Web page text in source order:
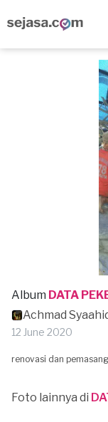
Album DATA
Achmad
12 June 2020
renovasi dan
Foto lainnya di